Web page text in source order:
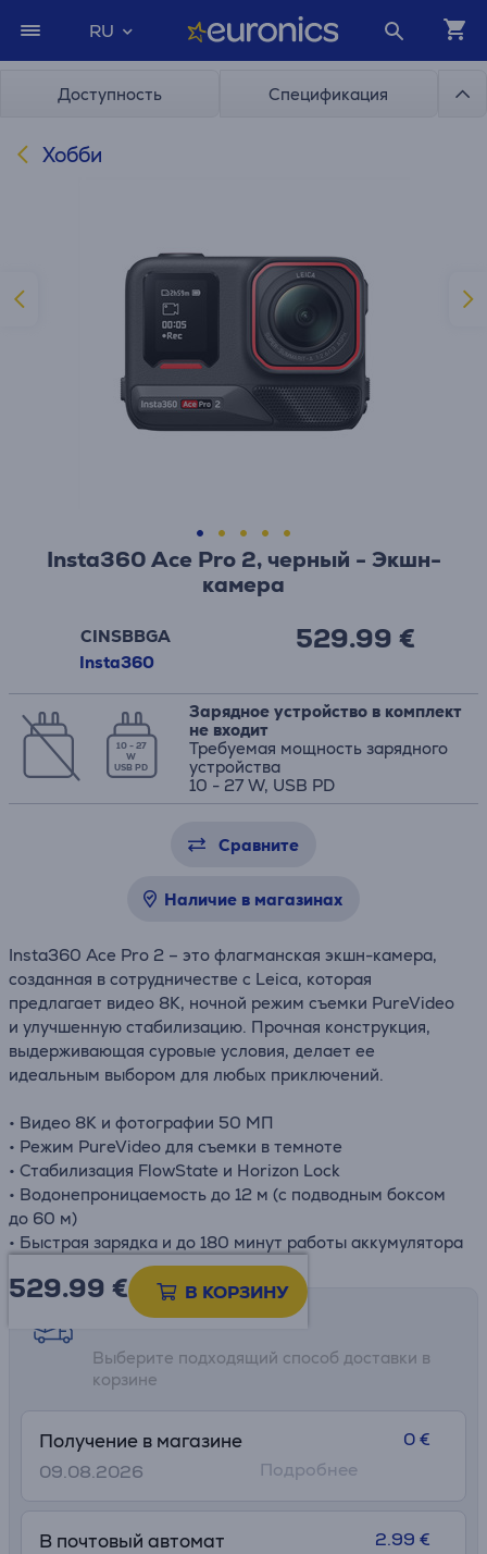
RU
Доступность Спецификация
Хобби
Insta360 Ace Pro 2, черный - Экшн-
камера
CINSBBGA
Insta360
529.99 €
10 - 27
W
USB PD
Зарядное устройство в комплект
не входит
Требуемая мощность зарядного
устройства
10 - 27 W, USB PD
Сравните
Наличие в магазинах
Insta360 Ace Pro 2 – это флагманская экшн-камера,
созданная в сотрудничестве с Leica, которая
предлагает видео 8K, ночной режим съемки PureVideo
и улучшенную стабилизацию. Прочная конструкция,
выдерживающая суровые условия, делает ее
идеальным выбором для любых приключений.
• Видео 8K и фотографии 50 МП
• Режим PureVideo для съемки в темноте
• Стабилизация FlowState и Horizon Lock
• Водонепроницаемость до 12 м (с подводным боксом
до 60 м)
• Быстрая зарядка и до 180 минут работы аккумулятора
529.99 € В КОРЗИНУ
Возможности доставки
Выберите подходящий способ доставки в
корзине
Получение в магазине
09.08.2026
0 €
Подробнее
В почтовый автомат 2.99 €